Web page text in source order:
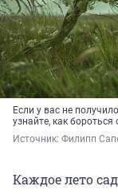
Если у вас не
узнайте, как
Источник: Филипп
Каждое лето